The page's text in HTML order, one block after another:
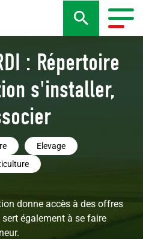
: Répertoire
s'installer,
Elevage
donne accès à des offres
également à se faire